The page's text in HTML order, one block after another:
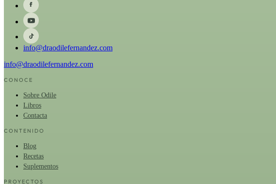
info@draodilefernandez.com
info@draodilefernandez.com
CONOCE
Sobre Odile
Libros
Contacta
CONTENIDO
Blog
Recetas
Suplementos
PROYECTOS